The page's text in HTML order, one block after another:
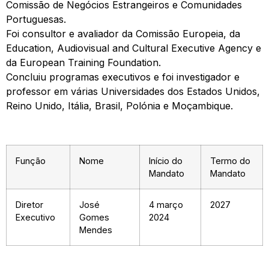
Comissão de Negócios Estrangeiros e Comunidades
Portuguesas.
Foi consultor e avaliador da Comissão Europeia, da
Education, Audiovisual and Cultural Executive Agency e
da European Training Foundation.
Concluiu programas executivos e foi investigador e
professor em várias Universidades dos Estados Unidos,
Reino Unido, Itália, Brasil, Polónia e Moçambique.
Função Nome
Início do
Mandato
Termo do
Mandato
Diretor
Executivo
José
Gomes
Mendes
4 março
2024
2027